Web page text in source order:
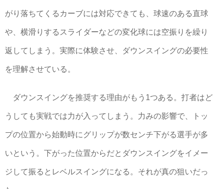
がり落ちてくるカーブには対応できても、球速のある直球
や、横滑りするスライダーなどの変化球には空振りを繰り
返してしまう。実際に体験させ、ダウンスイングの必要性
を理解させている。
ダウンスイングを推奨する理由がもう1つある。打者はど
うしても実戦では力が入ってしまう。力みの影響で、トッ
プの位置から始動時にグリップが数センチ下がる選手が多
いという。下がった位置からだとダウンスイングをイメー
ジして振るとレベルスイングになる。それが真の狙いだっ